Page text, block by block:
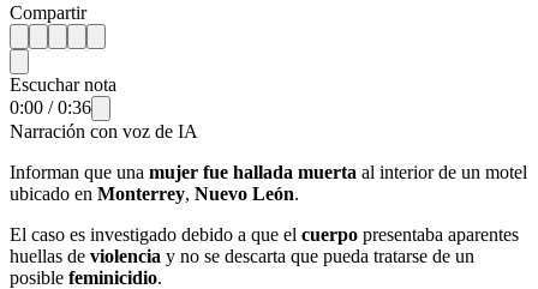
Compartir
Escuchar nota
0:00 /0:36
Narración con voz de IA
Informan que una mujer fue hallada muerta al interior de un motel
ubicado en Monterrey, Nuevo León.
El caso es investigado debido a que el cuerpo presentaba aparentes
huellas de violencia y no se descarta que pueda tratarse de un
posible feminicidio.